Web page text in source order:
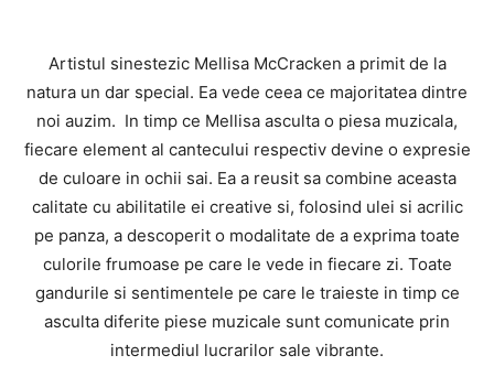
Artistul sinestezic Mellisa McCracken a primit de la
natura un dar special. Ea vede ceea ce majoritatea dintre
noi auzim. In timp ce Mellisa asculta o piesa muzicala,
fiecare element al cantecului respectiv devine o expresie
de culoare in ochii sai. Ea a reusit sa combine aceasta
calitate cu abilitatile ei creative si, folosind ulei si acrilic
pe panza, a descoperit o modalitate de a exprima toate
culorile frumoase pe care le vede in fiecare zi. Toate
gandurile si sentimentele pe care le traieste in timp ce
asculta diferite piese muzicale sunt comunicate prin
intermediul lucrarilor sale vibrante.